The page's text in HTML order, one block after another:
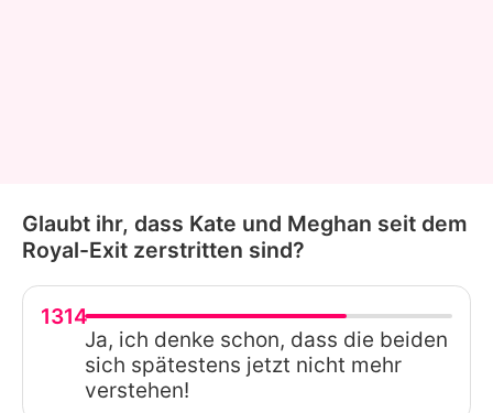
Glaubt ihr, dass Kate und Meghan seit dem
Royal-Exit zerstritten sind?
1314
Ja, ich denke schon, dass die beiden
sich spätestens jetzt nicht mehr
verstehen!